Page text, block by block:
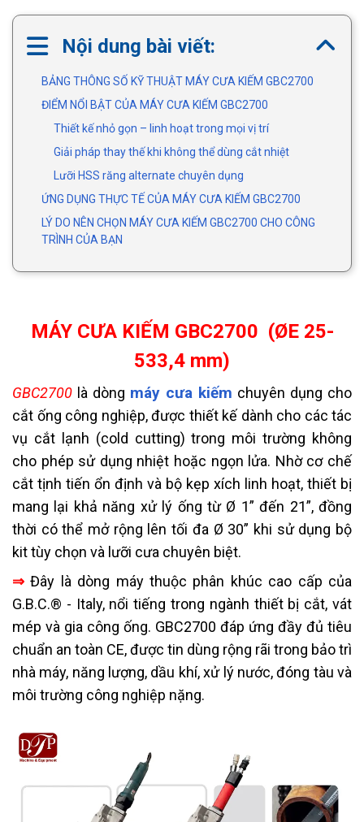
Nội dung bài viết:
BẢNG THÔNG SỐ KỸ THUẬT MÁY CƯA KIẾM GBC2700
ĐIỂM NỔI BẬT CỦA MÁY CƯA KIẾM GBC2700
Thiết kế nhỏ gọn – linh hoạt trong mọi vị trí
Giải pháp thay thế khi không thể dùng cắt nhiệt
Lưỡi HSS răng alternate chuyên dụng
ỨNG DỤNG THỰC TẾ CỦA MÁY CƯA KIẾM GBC2700
LÝ DO NÊN CHỌN MÁY CƯA KIẾM GBC2700 CHO CÔNG
TRÌNH CỦA BẠN
MÁY CƯA KIẾM GBC2700 (ØE 25-
533,4 mm)
GBC2700 là dòng máy cưa kiếm chuyên dụng cho
cắt ống công nghiệp, được thiết kế dành cho các tác
vụ cắt lạnh (cold cutting) trong môi trường không
cho phép sử dụng nhiệt hoặc ngọn lửa. Nhờ cơ chế
cắt tịnh tiến ổn định và bộ kẹp xích linh hoạt, thiết bị
mang lại khả năng xử lý ống từ Ø 1” đến 21”, đồng
thời có thể mở rộng lên tối đa Ø 30” khi sử dụng bộ
kit tùy chọn và lưỡi cưa chuyên biệt.
⇒ Đây là dòng máy thuộc phân khúc cao cấp của
G.B.C.® - Italy, nổi tiếng trong ngành thiết bị cắt, vát
mép và gia công ống. GBC2700 đáp ứng đầy đủ tiêu
chuẩn an toàn CE, được tin dùng rộng rãi trong bảo trì
nhà máy, năng lượng, dầu khí, xử lý nước, đóng tàu và
môi trường công nghiệp nặng.